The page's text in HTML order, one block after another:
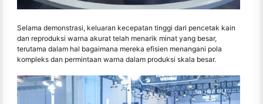
Selama demonstrasi, keluaran kecepatan tinggi dari pencetak kain
dan reproduksi warna akurat telah menarik minat yang besar,
terutama dalam hal bagaimana mereka efisien menangani pola
kompleks dan permintaan warna dalam produksi skala besar.